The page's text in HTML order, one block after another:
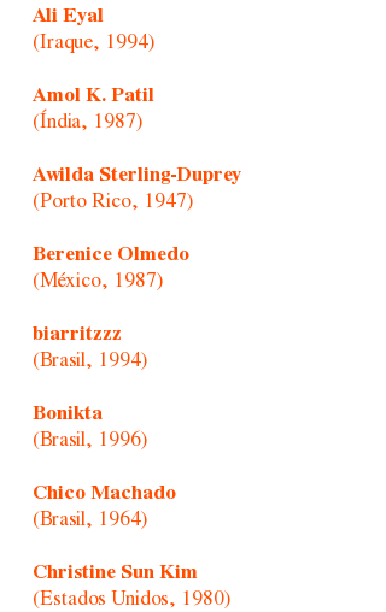
Ali Eyal
(Iraque, 1994)
Amol K. Patil
(Índia, 1987)
Awilda Sterling-Duprey
(Porto Rico, 1947)
Berenice Olmedo
(México, 1987)
biarritzzz
(Brasil, 1994)
Bonikta
(Brasil, 1996)
Chico Machado
(Brasil, 1964)
Christine Sun Kim
(Estados Unidos, 1980)